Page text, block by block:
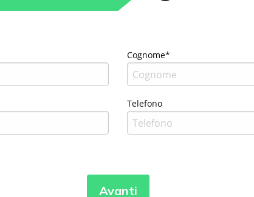
Cognome*
Telefono
Avanti